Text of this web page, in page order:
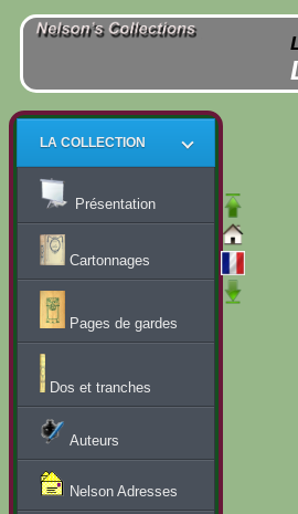
LA COLLECTION
Présentation
Cartonnages
Pages de gardes
Dos et tranches
Auteurs
Nelson Adresses